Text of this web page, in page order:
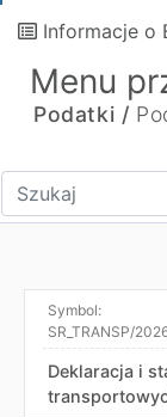
Informacje o
Menu
Podatki /
Wpisz tekst do
Symbol:
SR_TRANSP/
Deklaracja i